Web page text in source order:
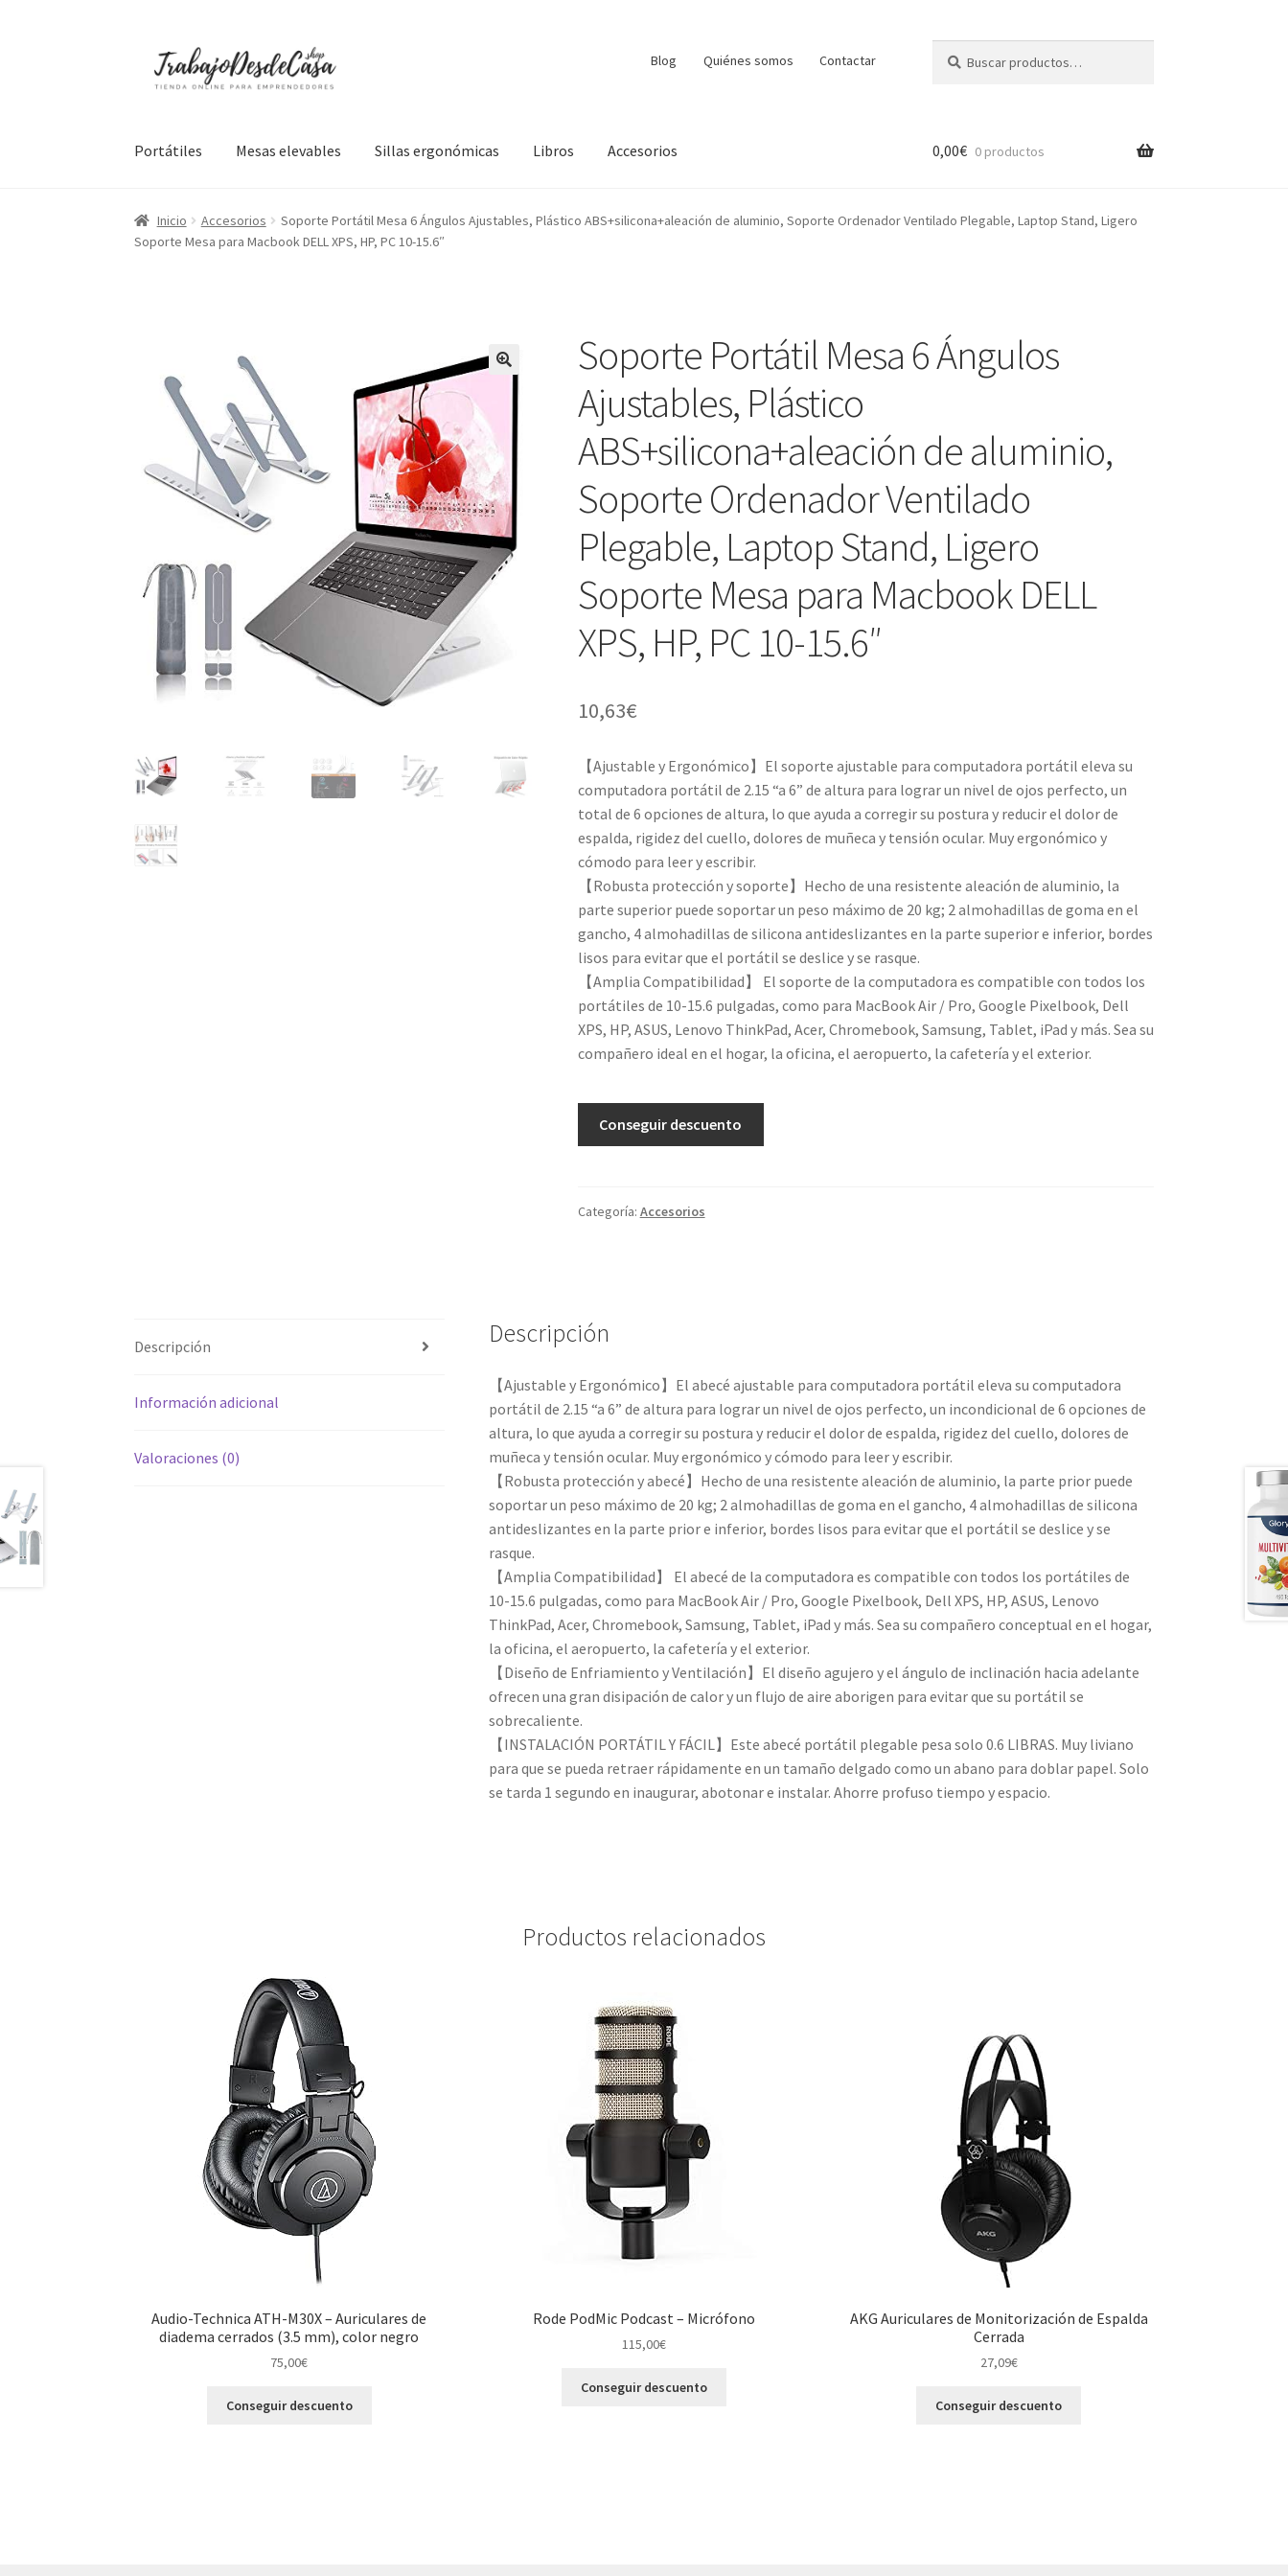
Blog Quiénes somos Contactar
por:
Portátiles Mesas elevables Sillas ergonómicas Libros Accesorios 0,00€ 0 productos
Inicio Accesorios
Soporte Portátil Mesa 6 Ángulos Ajustables, Plástico ABS+silicona+aleación de aluminio, Soporte Ordenador Ventilado Plegable, Laptop Stand, Ligero
Soporte Mesa para Macbook DELL XPS, HP, PC 10-15.6″
Soporte Portátil Mesa 6 Ángulos
Ajustables, Plástico
ABS+silicona+aleación de aluminio,
Soporte Ordenador Ventilado
Plegable, Laptop Stand, Ligero
Soporte Mesa para Macbook DELL
XPS, HP, PC 10-15.6″
10,63€
【Ajustable y Ergonómico】El soporte ajustable para computadora portátil eleva su
computadora portátil de 2.15 “a 6” de altura para lograr un nivel de ojos perfecto, un
total de 6 opciones de altura, lo que ayuda a corregir su postura y reducir el dolor de
espalda, rigidez del cuello, dolores de muñeca y tensión ocular. Muy ergonómico y
cómodo para leer y escribir.
【Robusta protección y soporte】Hecho de una resistente aleación de aluminio, la
parte superior puede soportar un peso máximo de 20 kg; 2 almohadillas de goma en el
gancho, 4 almohadillas de silicona antideslizantes en la parte superior e inferior, bordes
lisos para evitar que el portátil se deslice y se rasque.
【Amplia Compatibilidad】 El soporte de la computadora es compatible con todos los
portátiles de 10-15.6 pulgadas, como para MacBook Air / Pro, Google Pixelbook, Dell
XPS, HP, ASUS, Lenovo ThinkPad, Acer, Chromebook, Samsung, Tablet, iPad y más. Sea su
compañero ideal en el hogar, la oficina, el aeropuerto, la cafetería y el exterior.
Conseguir descuento
Categoría: Accesorios
Descripción
Información adicional
Valoraciones (0)
Descripción
【Ajustable y Ergonómico】El abecé ajustable para computadora portátil eleva su computadora
portátil de 2.15 “a 6” de altura para lograr un nivel de ojos perfecto, un incondicional de 6 opciones de
altura, lo que ayuda a corregir su postura y reducir el dolor de espalda, rigidez del cuello, dolores de
muñeca y tensión ocular. Muy ergonómico y cómodo para leer y escribir.
【Robusta protección y abecé】Hecho de una resistente aleación de aluminio, la parte prior puede
soportar un peso máximo de 20 kg; 2 almohadillas de goma en el gancho, 4 almohadillas de silicona
antideslizantes en la parte prior e inferior, bordes lisos para evitar que el portátil se deslice y se
rasque.
【Amplia Compatibilidad】 El abecé de la computadora es compatible con todos los portátiles de
10-15.6 pulgadas, como para MacBook Air / Pro, Google Pixelbook, Dell XPS, HP, ASUS, Lenovo
ThinkPad, Acer, Chromebook, Samsung, Tablet, iPad y más. Sea su compañero conceptual en el hogar,
la oficina, el aeropuerto, la cafetería y el exterior.
【Diseño de Enfriamiento y Ventilación】El diseño agujero y el ángulo de inclinación hacia adelante
ofrecen una gran disipación de calor y un flujo de aire aborigen para evitar que su portátil se
sobrecaliente.
【INSTALACIÓN PORTÁTIL Y FÁCIL】Este abecé portátil plegable pesa solo 0.6 LIBRAS. Muy liviano
para que se pueda retraer rápidamente en un tamaño delgado como un abano para doblar papel. Solo
se tarda 1 segundo en inaugurar, abotonar e instalar. Ahorre profuso tiempo y espacio.
Productos relacionados
Audio-Technica ATH-M30X – Auriculares de
diadema cerrados (3.5 mm), color negro
75,00€
Conseguir descuento
Rode PodMic Podcast – Micrófono
115,00€
Conseguir descuento
AKG Auriculares de Monitorización de Espalda
Cerrada
27,09€
Conseguir descuento